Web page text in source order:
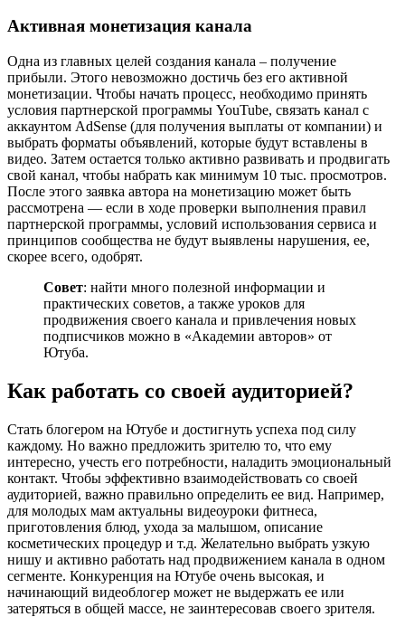
Активная монетизация канала
Одна из главных целей создания канала – получение
прибыли. Этого невозможно достичь без его активной
монетизации. Чтобы начать процесс, необходимо принять
условия партнерской программы YouTube, связать канал с
аккаунтом AdSense (для получения выплаты от компании) и
выбрать форматы объявлений, которые будут вставлены в
видео. Затем остается только активно развивать и продвигать
свой канал, чтобы набрать как минимум 10 тыс. просмотров.
После этого заявка автора на монетизацию может быть
рассмотрена — если в ходе проверки выполнения правил
партнерской программы, условий использования сервиса и
принципов сообщества не будут выявлены нарушения, ее,
скорее всего, одобрят.
Совет: найти много полезной информации и
практических советов, а также уроков для
продвижения своего канала и привлечения новых
подписчиков можно в «Академии авторов» от
Ютуба.
Как работать со своей аудиторией?
Стать блогером на Ютубе и достигнуть успеха под силу
каждому. Но важно предложить зрителю то, что ему
интересно, учесть его потребности, наладить эмоциональный
контакт. Чтобы эффективно взаимодействовать со своей
аудиторией, важно правильно определить ее вид. Например,
для молодых мам актуальны видеоуроки фитнеса,
приготовления блюд, ухода за малышом, описание
косметических процедур и т.д. Желательно выбрать узкую
нишу и активно работать над продвижением канала в одном
сегменте. Конкуренция на Ютубе очень высокая, и
начинающий видеоблогер может не выдержать ее или
затеряться в общей массе, не заинтересовав своего зрителя.